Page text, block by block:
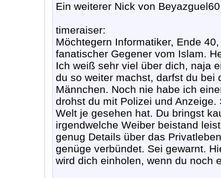
Ein weiterer Nick von Beyazguel60
timeraiser:
Möchtegern Informatiker, Ende
fanatischer Gegener vom Islam.
Ich weiß sehr viel über dich, naja
du so weiter machst, darfst du bei
Männchen. Noch nie habe ich
drohst du mit Polizei und
Welt je gesehen hat. Du bringst
irgendwelche Weiber beistand
genug Details über das
genüge verbündet. Sei gewarnt.
wird dich einholen, wenn du noch